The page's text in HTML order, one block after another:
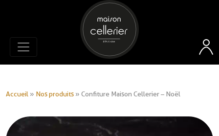
Accueil » Nos produits » Confiture Maison Cellerier – Noël